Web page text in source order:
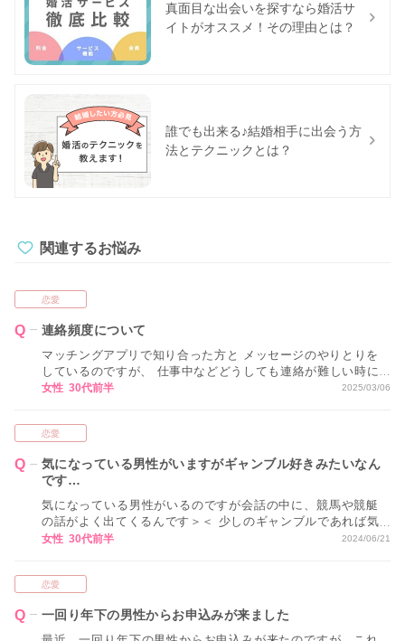
真面目な出会いを探すなら婚活サ
イトがオススメ！その理由とは？
誰でも出来る♪結婚相手に出会う方
法とテクニックとは？
関連するお悩み
恋愛
連絡頻度について
マッチングアプリで知り合った方と メッセージのやりとりを
しているのですが、 仕事中などどうしても連絡が難しい時に
も 少し返信ができないだけで怒ったような連絡がきます。 正
女性 30代前半 2025/03/06
恋愛
気になっている男性がいますがギャンブル好きみたいなん
です…
気になっている男性がいるのですが会話の中に、競馬や競艇
の話がよく出てくるんです＞＜ 少しのギャンブルであれば気
にならないのですが、結構よく行っているみたいで… もし借
女性 30代前半 2024/06/21
恋愛
一回り年下の男性からお申込みが来ました